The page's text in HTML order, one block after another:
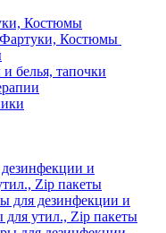
Костюмы
Костюмы
белья, тапочки
и
Zip пакеты
для дезинфекции и
для утил., Zip пакеты